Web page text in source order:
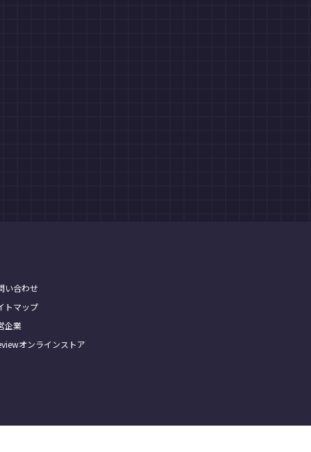
い合わせ
トマップ
企業
オンラインストア